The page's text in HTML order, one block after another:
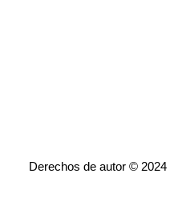
Derechos de autor ©